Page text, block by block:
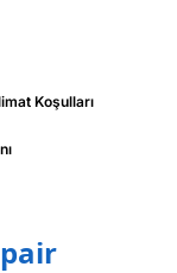
Koşulları